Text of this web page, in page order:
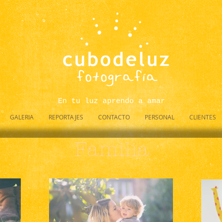
En tu luz aprendo a amar
GALERIA REPORTAJES CONTACTO PERSONAL CLIENTES
Familia